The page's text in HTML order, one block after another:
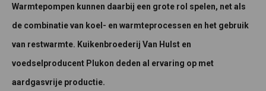
Warmtepompen kunnen daarbij een grote rol spelen, net als
de combinatie van koel- en warmteprocessen en het gebruik
van restwarmte. Kuikenbroederij Van Hulst en
voedselproducent Plukon deden al ervaring op met
aardgasvrije productie.